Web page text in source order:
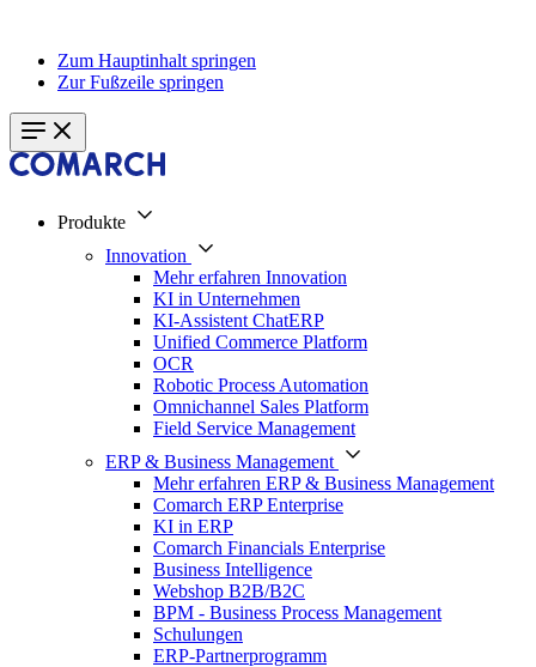
Zum Hauptinhalt springen
Zur Fußzeile springen
Produkte
Innovation
Mehr erfahren Innovation
KI in Unternehmen
KI-Assistent ChatERP
Unified Commerce Platform
OCR
Robotic Process Automation
Omnichannel Sales Platform
Field Service Management
ERP & Business Management
Mehr erfahren ERP & Business Management
Comarch ERP Enterprise
KI in ERP
Comarch Financials Enterprise
Business Intelligence
Webshop B2B/B2C
BPM - Business Process Management
Schulungen
ERP-Partnerprogramm